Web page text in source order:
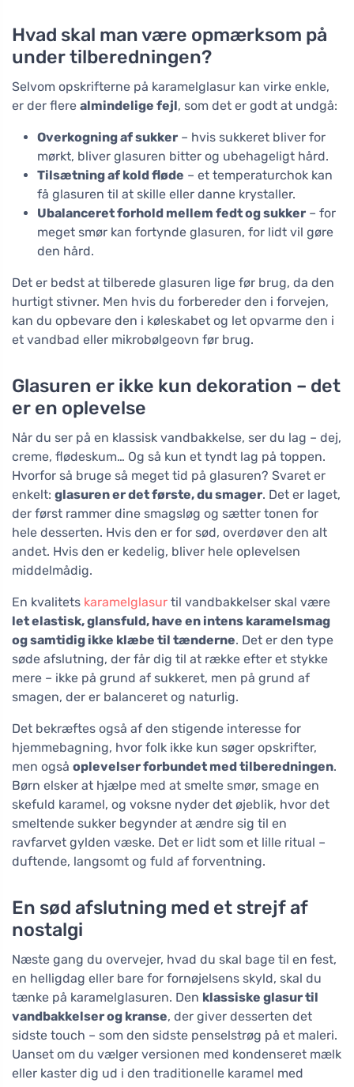
Hvad skal man være opmærksom på
under tilberedningen?
Selvom opskrifterne på karamelglasur kan virke enkle,
er der flere almindelige fejl, som det er godt at undgå:
Overkogning af sukker – hvis sukkeret bliver for
mørkt, bliver glasuren bitter og ubehageligt hård.
Tilsætning af kold fløde – et temperaturchok kan
få glasuren til at skille eller danne krystaller.
Ubalanceret forhold mellem fedt og sukker – for
meget smør kan fortynde glasuren, for lidt vil gøre
den hård.
Det er bedst at tilberede glasuren lige før brug, da den
hurtigt stivner. Men hvis du forbereder den i forvejen,
kan du opbevare den i køleskabet og let opvarme den i
et vandbad eller mikrobølgeovn før brug.
Glasuren er ikke kun dekoration – det
er en oplevelse
Når du ser på en klassisk vandbakkelse, ser du lag – dej,
creme, flødeskum… Og så kun et tyndt lag på toppen.
Hvorfor så bruge så meget tid på glasuren? Svaret er
enkelt: glasuren er det første, du smager. Det er laget,
der først rammer dine smagsløg og sætter tonen for
hele desserten. Hvis den er for sød, overdøver den alt
andet. Hvis den er kedelig, bliver hele oplevelsen
middelmådig.
En kvalitets karamelglasur til vandbakkelser skal være
let elastisk, glansfuld, have en intens karamelsmag
og samtidig ikke klæbe til tænderne. Det er den type
søde afslutning, der får dig til at række efter et stykke
mere – ikke på grund af sukkeret, men på grund af
smagen, der er balanceret og naturlig.
Det bekræftes også af den stigende interesse for
hjemmebagning, hvor folk ikke kun søger opskrifter,
men også oplevelser forbundet med tilberedningen.
Børn elsker at hjælpe med at smelte smør, smage en
skefuld karamel, og voksne nyder det øjeblik, hvor det
smeltende sukker begynder at ændre sig til en
ravfarvet gylden væske. Det er lidt som et lille ritual –
duftende, langsomt og fuld af forventning.
En sød afslutning med et strejf af
nostalgi
Næste gang du overvejer, hvad du skal bage til en fest,
en helligdag eller bare for fornøjelsens skyld, skal du
tænke på karamelglasuren. Den klassiske glasur til
vandbakkelser og kranse, der giver desserten det
sidste touch – som den sidste penselstrøg på et maleri.
Uanset om du vælger versionen med kondenseret mælk
eller kaster dig ud i den traditionelle karamel med